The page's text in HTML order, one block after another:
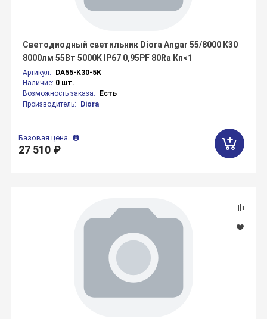
Артикул:
DA55-K30-5K
Наличие: 0 шт.
Возможность заказа:
Есть
Производитель:
Diora
Светодиодный светильник Diora Angar 55/8000 К30
8000лм 55Вт 5000K IP67 0,95PF 80Ra Кп<1
Базовая цена
27 510 ₽